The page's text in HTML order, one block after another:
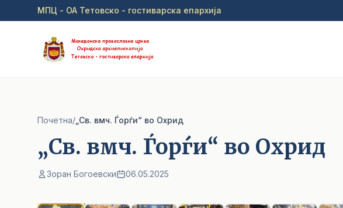
Прејди на главна содржина
МПЦ - ОА Тетовско - гостиварска епархија
Почетна/ „Св. вмч. Ѓорѓи“ во Охрид
„Св. вмч. Ѓорѓи“ во Охрид
Зоран Богоевски 06.05.2025